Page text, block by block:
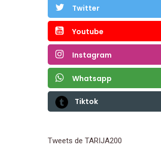
Twitter
Youtube
Instagram
Whatsapp
Tiktok
Tweets de TARIJA200